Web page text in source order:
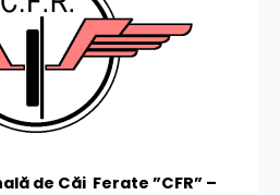
de Căi Ferate ”CFR” –